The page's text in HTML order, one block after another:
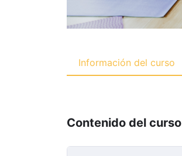
Información del curso
Contenido del curso